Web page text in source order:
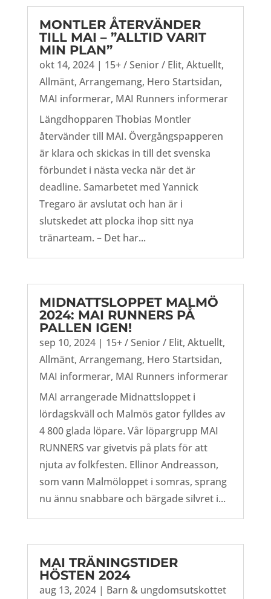
MONTLER ÅTERVÄNDER
TILL MAI – ”ALLTID VARIT
MIN PLAN”
okt 14, 2024| 15+ / Senior / Elit, Aktuellt,
Allmänt, Arrangemang, Hero Startsidan,
MAI informerar, MAI Runners informerar
Längdhopparen Thobias Montler
återvänder till MAI. Övergångspapperen
är klara och skickas in till det svenska
förbundet i nästa vecka när det är
deadline. Samarbetet med Yannick
Tregaro är avslutat och han är i
slutskedet att plocka ihop sitt nya
tränarteam. – Det har...
MIDNATTSLOPPET MALMÖ
2024: MAI RUNNERS PÅ
PALLEN IGEN!
sep 10, 2024| 15+ / Senior / Elit, Aktuellt,
Allmänt, Arrangemang, Hero Startsidan,
MAI informerar, MAI Runners informerar
MAI arrangerade Midnattsloppet i
lördagskväll och Malmös gator fylldes av
4 800 glada löpare. Vår löpargrupp MAI
RUNNERS var givetvis på plats för att
njuta av folkfesten. Ellinor Andreasson,
som vann Malmöloppet i somras, sprang
nu ännu snabbare och bärgade silvret i...
MAI TRÄNINGSTIDER
HÖSTEN 2024
aug 13, 2024| Barn & ungdomsutskottet